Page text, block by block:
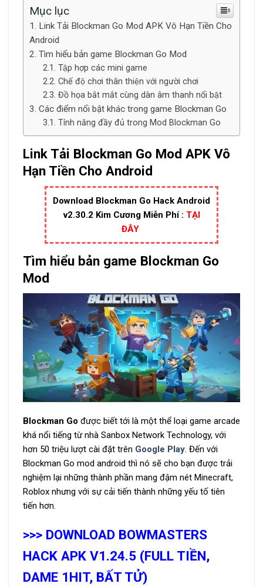
Mục lục
Link Tải Blockman Go Mod APK Vô Hạn Tiền Cho
Android
Tìm hiểu bản game Blockman Go Mod
Tập hợp các mini game
Chế độ chơi thân thiện với người chơi
Đồ họa bắt mắt cùng dàn âm thanh nổi bật
Các điểm nổi bật khác trong game Blockman Go
Tính năng đầy đủ trong Mod Blockman Go
Link Tải Blockman Go Mod APK Vô
Hạn Tiền Cho Android
Download Blockman Go Hack Android
v2.30.2 Kim Cương Miễn Phí : TẠI
ĐÂY
Tìm hiểu bản game Blockman Go
Mod
Blockman Go được biết tới là một thể loại game arcade
khá nổi tiếng từ nhà Sanbox Network Technology, với
hơn 50 triệu lượt cài đặt trên Google Play . Đến với
Blockman Go mod android thì nó sẽ cho bạn được trải
nghiệm lại những thành phần mang đậm nét Minecraft,
Roblox nhưng với sự cải tiến thành những yếu tố tiên
tiến hơn.
>>> DOWNLOAD BOWMASTERS
HACK APK V1.24.5 (FULL TIỀN,
DAME 1HIT, BẤT TỬ)